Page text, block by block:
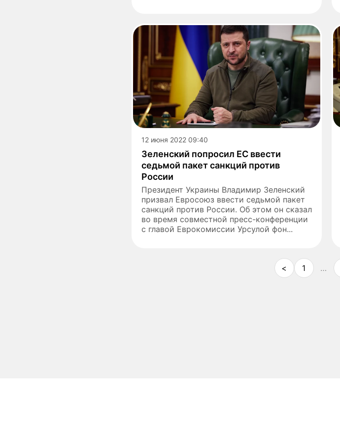
12 июня 2022 09:40
Зеленский попросил ЕС ввести
седьмой пакет санкций против
России
Президент Украины Владимир Зеленский
призвал Евросоюз ввести седьмой пакет
санкций против России. Об этом он сказал
во время совместной пресс-конференции
с главой Еврокомиссии Урсулой фон...
< 1 …